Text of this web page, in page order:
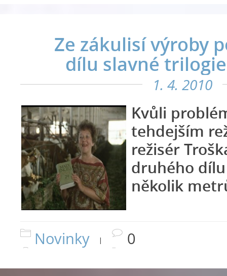
Ze zákulisí výroby
dílu slavné
1. 4. 2010
Kvůli
tehdejším
režisér
druhého
několik
Novinky | 0